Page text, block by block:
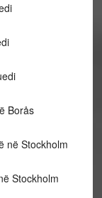
Borås
në Stockholm
Stockholm